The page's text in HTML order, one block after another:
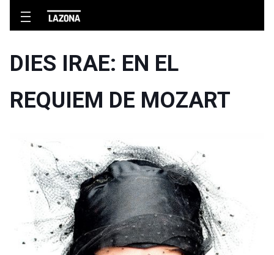
DIES IRAE: EN EL
REQUIEM DE MOZART